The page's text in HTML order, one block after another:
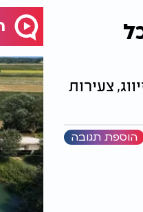
צעירות
הוספת תגובה